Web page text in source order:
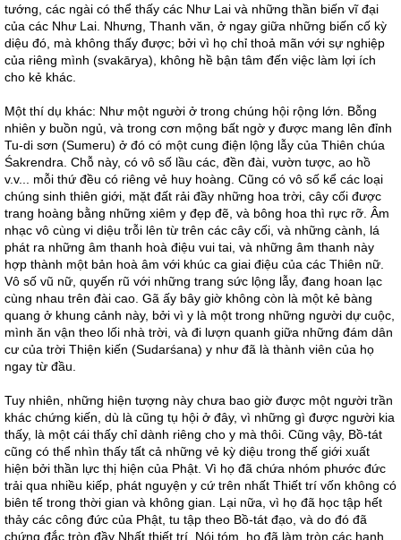
tướng, các ngài có thể thấy các Như Lai và những thần biến vĩ đại
của các Như Lai. Nhưng, Thanh văn, ở ngay giữa những biến cố kỳ
diệu đó, mà không thấy được; bởi vì họ chỉ thoả mãn với sự nghiệp
của riêng mình (svakārya), không hề bận tâm đến việc làm lợi ích
cho kẻ khác.
Một thí dụ khác: Như một người ở trong chúng hội rộng lớn. Bỗng
nhiên y buồn ngủ, và trong cơn mộng bất ngờ y được mang lên đỉnh
Tu-di sơn (Sumeru) ở đó có một cung điện lộng lẫy của Thiên chúa
Śakrendra. Chỗ này, có vô số lầu các, đền đài, vườn tược, ao hồ
v.v... mỗi thứ đều có riêng vẻ huy hoàng. Cũng có vô số kể các loại
chúng sinh thiên giới, mặt đất rải đầy những hoa trời, cây cối được
trang hoàng bằng những xiêm y đẹp đẽ, và bông hoa thì rực rỡ. Âm
nhạc vô cùng vi diệu trỗi lên từ trên các cây cối, và những cành, lá
phát ra những âm thanh hoà điệu vui tai, và những âm thanh này
hợp thành một bản hoà âm với khúc ca giai điệu của các Thiên nữ.
Vô số vũ nữ, quyến rũ với những trang sức lộng lẫy, đang hoan lạc
cùng nhau trên đài cao. Gã ấy bây giờ không còn là một kẻ bàng
quang ở khung cảnh này, bởi vì y là một trong những người dự cuộc,
mình ăn vận theo lối nhà trời, và đi lượn quanh giữa những đám dân
cư của trời Thiện kiến (Sudarśana) y như đã là thành viên của họ
ngay từ đầu.
Tuy nhiên, những hiện tượng này chưa bao giờ được một người trần
khác chứng kiến, dù là cũng tụ hội ở đây, vì những gì được người kia
thấy, là một cái thấy chỉ dành riêng cho y mà thôi. Cũng vậy, Bồ-tát
cũng có thể nhìn thấy tất cả những vẻ kỳ diệu trong thế giới xuất
hiện bởi thần lực thị hiện của Phật. Vì họ đã chứa nhóm phước đức
trải qua nhiều kiếp, phát nguyện y cứ trên nhất Thiết trí vốn không có
biên tế trong thời gian và không gian. Lại nữa, vì họ đã học tập hết
thảy các công đức của Phật, tu tập theo Bồ-tát đạo, và do đó đã
chứng đắc tròn đầy Nhất thiết trí. Nói tóm, họ đã làm tròn các hạnh